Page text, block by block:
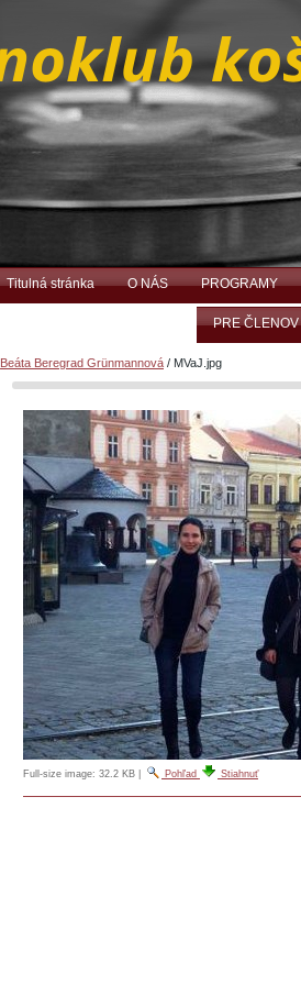
Titulná stránka O NÁS PROGRAMY
PRE ČLENOV
Beáta Beregrad Grünmannová / MVaJ.jpg
Full-size image: 32.2 KB Pohľad Stiahnuť